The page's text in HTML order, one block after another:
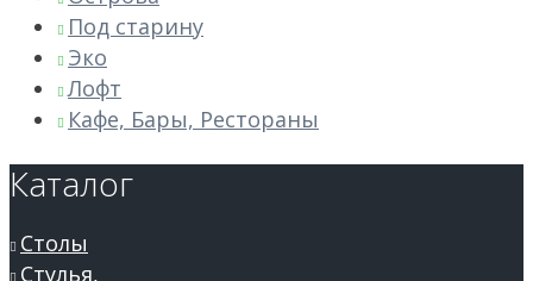
Под старину
Эко
Лофт
Кафе, Бары, Рестораны
Каталог
Столы
Стулья,